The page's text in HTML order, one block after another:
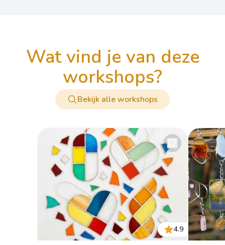
wat vind je van deze
workshops?
Bekijk alle workshops
4.9